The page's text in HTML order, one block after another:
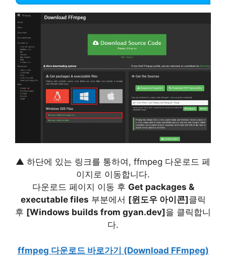
▲ 하단에 있는 링크를 통하여, ffmpeg 다운로드 페
이지로 이동합니다.
다운로드 페이지 이동 후 Get packages &
executable files 부분에서 [윈도우 아이콘]클릭
후 [Windows builds from gyan.dev]을 클릭합니
다.
ffmpeg 다운로드 바로가기 (Download FFmpeg)